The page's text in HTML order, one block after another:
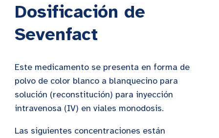
Dosificación de
Sevenfact
Este medicamento se presenta en forma de
polvo de color blanco a blanquecino para
solución (reconstitución) para inyección
intravenosa (IV) en viales monodosis.
Las siguientes concentraciones están